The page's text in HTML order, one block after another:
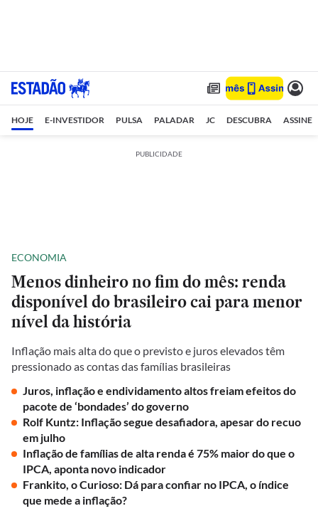
HOJE E-INVESTIDOR PULSA PALADAR JC DESCUBRA ASSINE
PUBLICIDADE
ECONOMIA
Menos dinheiro no fim do mês: renda
disponível do brasileiro cai para menor
nível da história
Inflação mais alta do que o previsto e juros elevados têm
pressionado as contas das famílias brasileiras
Juros, inflação e endividamento altos freiam efeitos do
pacote de ‘bondades’ do governo
Rolf Kuntz: Inflação segue desafiadora, apesar do recuo
em julho
Inflação de famílias de alta renda é 75% maior do que o
IPCA, aponta novo indicador
Frankito, o Curioso: Dá para confiar no IPCA, o índice
que mede a inflação?